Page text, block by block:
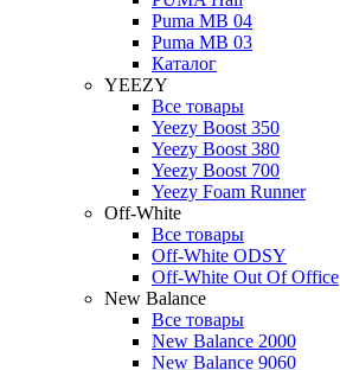
Puma MB 04
Puma MB 03
Каталог
YEEZY
Все товары
Yeezy Boost 350
Yeezy Boost 380
Yeezy Boost 700
Yeezy Foam Runner
Off-White
Все товары
Off-White ODSY
Off-White Out Of Office
New Balance
Все товары
New Balance 2000
New Balance 9060